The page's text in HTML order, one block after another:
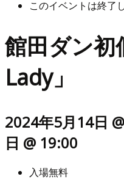
このイベントは終了
館田ダン初
Lady」
2024年5月14日
日 @ 19:00
入場無料